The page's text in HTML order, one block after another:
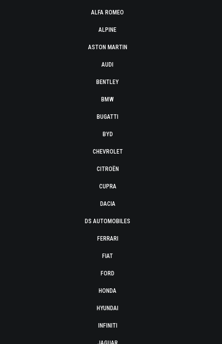
ALFA ROMEO
ALPINE
ASTON MARTIN
AUDI
BENTLEY
BMW
BUGATTI
BYD
CHEVROLET
CITROËN
CUPRA
DACIA
DS AUTOMOBILES
FERRARI
FIAT
FORD
HONDA
HYUNDAI
INFINITI